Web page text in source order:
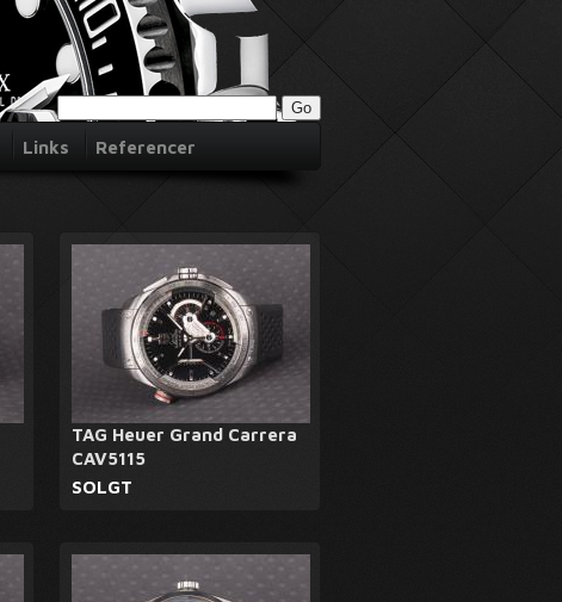
Links Referencer
TAG Heuer Grand Carrera
CAV5115
SOLGT